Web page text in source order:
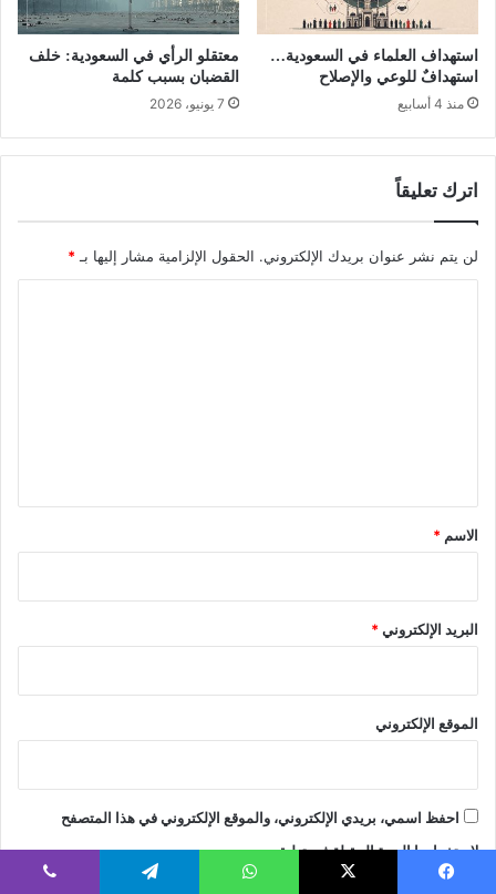
استهداف العلماء في السعودية…
استهدافٌ للوعي والإصلاح
منذ 4 أسابيع
معتقلو الرأي في السعودية: خلف
القضبان بسبب كلمة
7 يونيو، 2026
اترك تعليقاً
لن يتم نشر عنوان بريدك الإلكتروني. الحقول الإلزامية مشار إليها بـ *
*
الاسم *
البريد الإلكتروني*
الموقع الإلكتروني
احفظ اسمي، بريدي الإلكتروني، والموقع الإلكتروني في هذا المتصفح
لاستخدامها المرة المقبلة في تعليقي.